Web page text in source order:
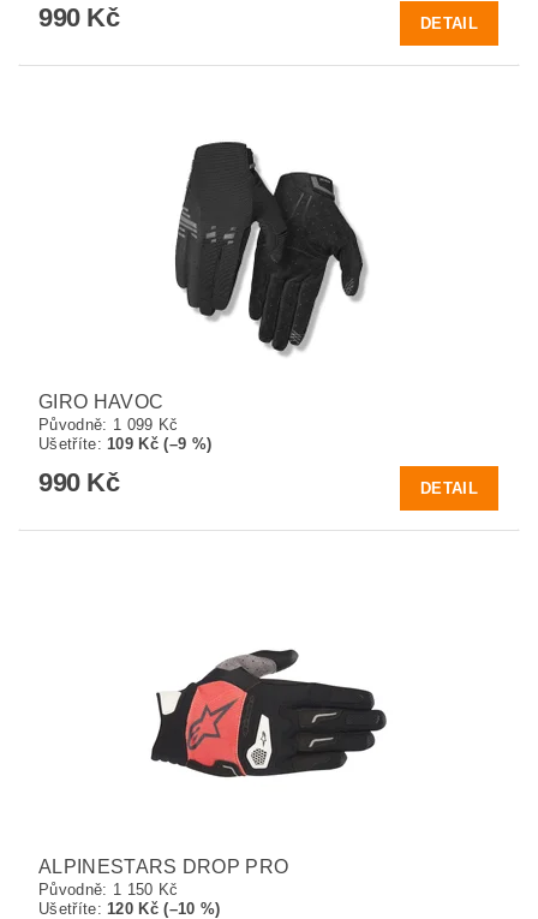
990 Kč DETAIL
GIRO HAVOC
Původně: 1 099 Kč
Ušetříte:109 Kč (–9 %)
990 Kč DETAIL
ALPINESTARS DROP PRO
Původně: 1 150 Kč
Ušetříte:120 Kč (–10 %)